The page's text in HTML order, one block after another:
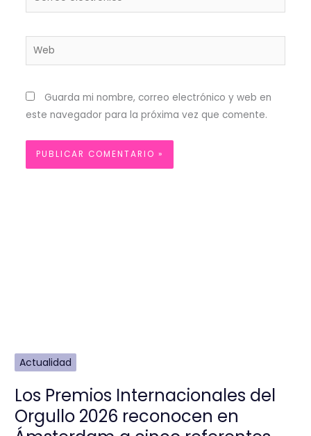
Web
Guarda mi nombre, correo electrónico y web en
este navegador para la próxima vez que comente.
Actualidad
Los Premios Internacionales del
Orgullo 2026 reconocen en